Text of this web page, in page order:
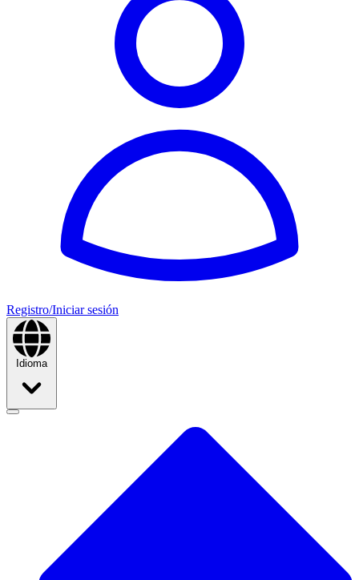
Registro/Iniciar sesión
Idioma